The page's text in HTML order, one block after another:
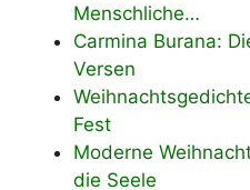
Menschliche…
Carmina Burana:
Versen
Fest
Moderne
die Seele